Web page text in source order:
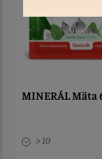
MINERÁL Mäta
> 10